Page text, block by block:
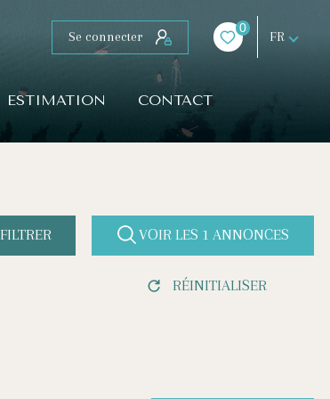
Se connecter
0
FR
ESTIMATION CONTACT
FILTRER VOIR LES 1 ANNONCES
RÉINITIALISER